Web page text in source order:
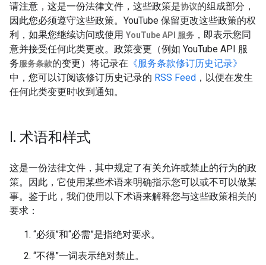
请注意，这是一份法律文件，这些政策是协议的组成部分，
因此您必须遵守这些政策。YouTube 保留更改这些政策的权
利，如果您继续访问或使用 YouTube API 服务 ，即表示您同
意并接受任何此类更改。政策变更（例如 YouTube API 服
务服务条款的变更）将记录在 《服务条款修订历史记录》
中，您可以订阅该修订历史记录的 RSS Feed ，以便在发生
任何此类变更时收到通知。
I. 术语和样式
这是一份法律文件，其中规定了有关允许或禁止的行为的政
策。因此，它使用某些术语来明确指示您可以或不可以做某
事。鉴于此，我们使用以下术语来解释您与这些政策相关的
要求：
“必须”和“必需”是指绝对要求。
“不得”一词表示绝对禁止。